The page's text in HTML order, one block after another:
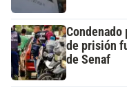
Condenado
de prisión
de Senaf